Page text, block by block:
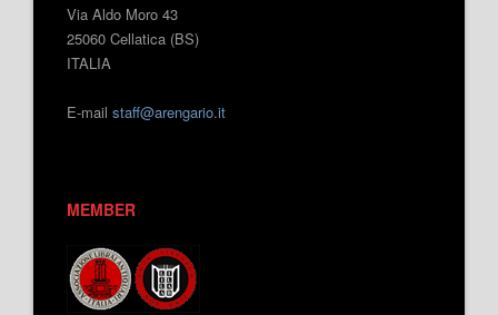
Via Aldo Moro 43
25060 Cellatica (BS)
ITALIA
E-mail staff@arengario.it
MEMBER